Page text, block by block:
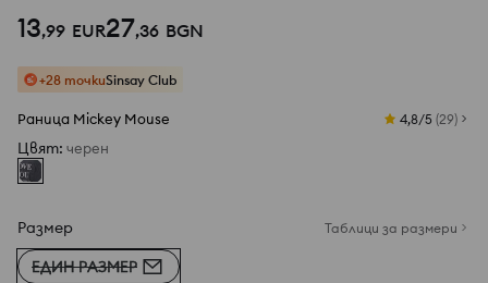
13,99 EUR27,36 BGN
+28 точкиSinsay Club
Раница Mickey Mouse 4,8/5 (29)
Цвят: черeн
Размер Таблици за размери
ЕДИН РАЗМЕР